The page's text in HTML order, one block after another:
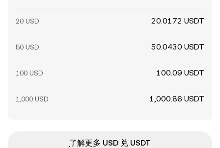
20 USD 20.0172 USDT
50 USD 50.0430 USDT
100 USD 100.09 USDT
1,000 USD 1,000.86 USDT
ִִִִִִִִִִִִִִִִִִִִִִִִִִִִִִִִִִִִִִִִִִִִִִִ了解更多 USD 兑 USDT